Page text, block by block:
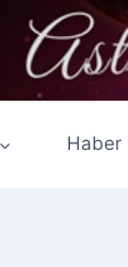
Haber